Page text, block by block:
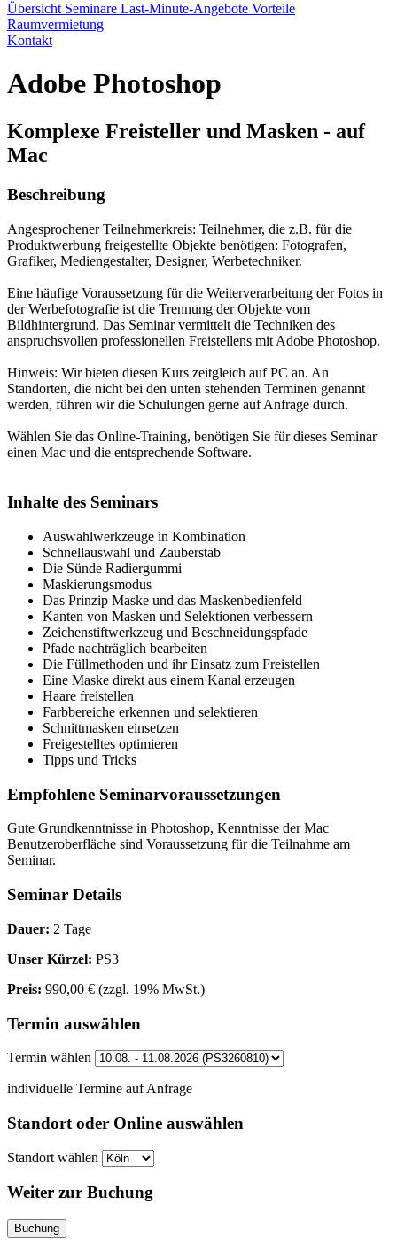
Übersicht Seminare Last-Minute-Angebote Vorteile
Raumvermietung
Kontakt
Adobe Photoshop
Komplexe Freisteller und Masken - auf
Mac
Beschreibung
Angesprochener Teilnehmerkreis: Teilnehmer, die z.B. für die
Produktwerbung freigestellte Objekte benötigen: Fotografen,
Grafiker, Mediengestalter, Designer, Werbetechniker.
Eine häufige Voraussetzung für die Weiterverarbeitung der Fotos in
der Werbefotografie ist die Trennung der Objekte vom
Bildhintergrund. Das Seminar vermittelt die Techniken des
anspruchsvollen professionellen Freistellens mit Adobe Photoshop.
Hinweis: Wir bieten diesen Kurs zeitgleich auf PC an. An
Standorten, die nicht bei den unten stehenden Terminen genannt
werden, führen wir die Schulungen gerne auf Anfrage durch.
Wählen Sie das Online-Training, benötigen Sie für dieses Seminar
einen Mac und die entsprechende Software.
Inhalte des Seminars
Auswahlwerkzeuge in Kombination
Schnellauswahl und Zauberstab
Die Sünde Radiergummi
Maskierungsmodus
Das Prinzip Maske und das Maskenbedienfeld
Kanten von Masken und Selektionen verbessern
Zeichenstiftwerkzeug und Beschneidungspfade
Pfade nachträglich bearbeiten
Die Füllmethoden und ihr Einsatz zum Freistellen
Eine Maske direkt aus einem Kanal erzeugen
Haare freistellen
Farbbereiche erkennen und selektieren
Schnittmasken einsetzen
Freigestelltes optimieren
Tipps und Tricks
Empfohlene Seminarvoraussetzungen
Gute Grundkenntnisse in Photoshop, Kenntnisse der Mac
Benutzeroberfläche sind Voraussetzung für die Teilnahme am
Seminar.
Seminar Details
Dauer: 2 Tage
Unser Kürzel: PS3
Preis: 990,00 € (zzgl. 19% MwSt.)
Termin auswählen
Termin wählen
individuelle Termine auf Anfrage
Standort oder Online auswählen
Standort wählen
Weiter zur Buchung
Buchung